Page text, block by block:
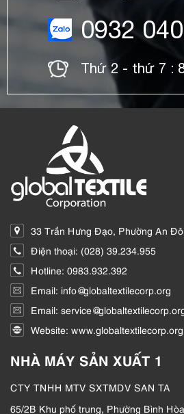
0932
Thứ 2 - thứ 7 :
33 Trần Hưng Đạo, Phường An
Điện thoại: (028) 39.234.955
Hotline: 0983.932.392
Email: info@globaltextilecorp.org
Email:
Website: www.globaltextilecorp.org
NHÀ MÁY SẢN XUẤT 1
CTY TNHH MTV SXTMDV SAN TA
65/2B Khu phố trung, Phường Bình